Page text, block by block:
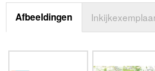
Afbeeldingen